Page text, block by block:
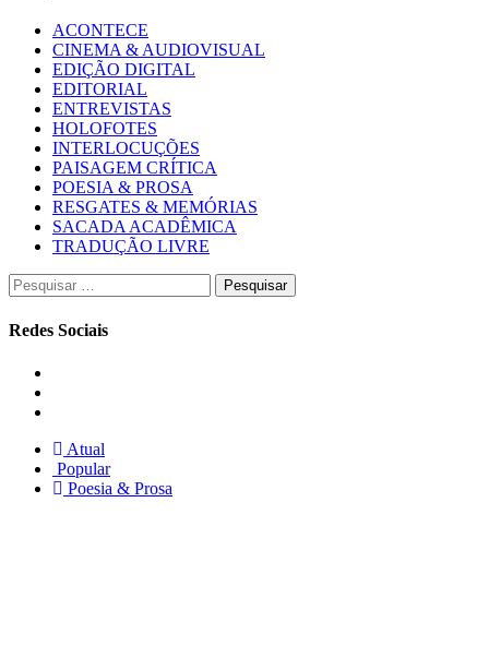
ACONTECE
CINEMA & AUDIOVISUAL
EDIÇÃO DIGITAL
EDITORIAL
ENTREVISTAS
HOLOFOTES
INTERLOCUÇÕES
PAISAGEM CRÍTICA
POESIA & PROSA
RESGATES & MEMÓRIAS
SACADA ACADÊMICA
TRADUÇÃO LIVRE
Pesquisar
por:
Redes Sociais
Atual
Popular
Poesia & Prosa